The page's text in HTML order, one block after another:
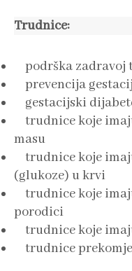
Trudnice:
podrška zadravoj
prevencija
gestacijski
trudnice koje
masu
trudnice koje
(glukoze) u krvi
trudnice koje
porodici
trudnice koje
trudnice